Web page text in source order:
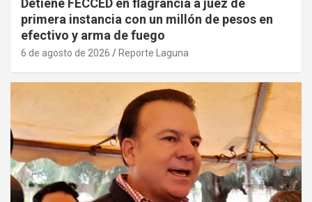
Detiene FECCED en flagrancia a juez de
primera instancia con un millón de pesos en
efectivo y arma de fuego
6 de agosto de 2026 Reporte Laguna